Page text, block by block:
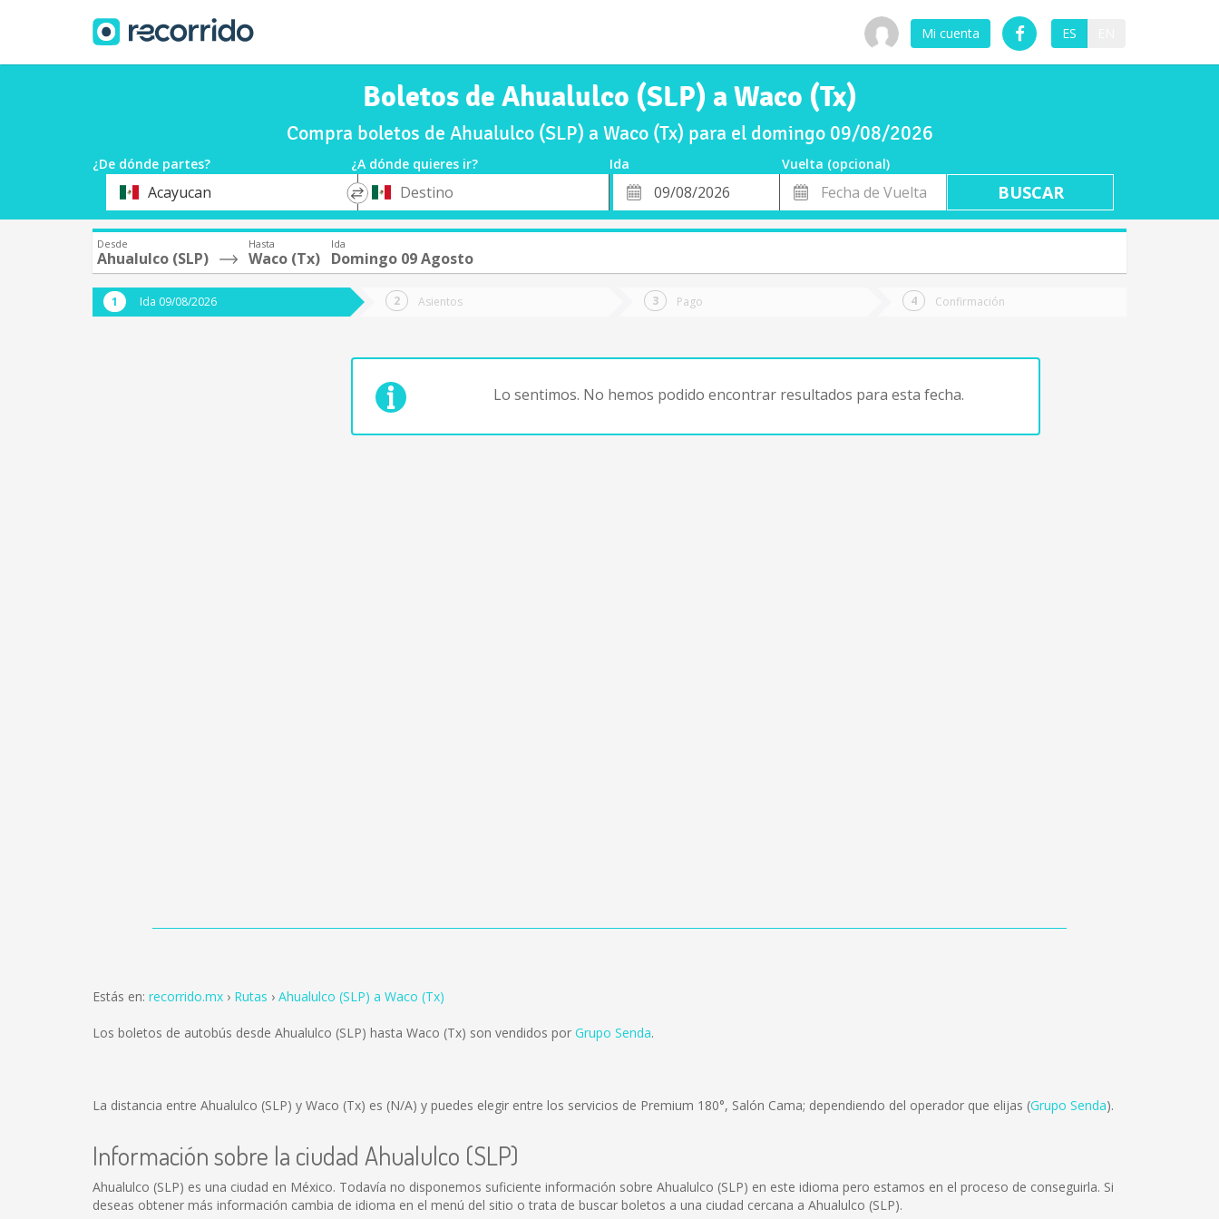
Mi cuenta ES
Boletos de Ahualulco (SLP) a Waco (Tx)
Compra boletos de Ahualulco (SLP) a Waco (Tx) para el domingo 09/08/2026
¿De dónde partes? ¿A dónde quieres ir? Ida
Vuelta (opcional)
OrigenAcayucan
*
Destino
Fecha
de
Fecha
de
Vuelta
Desde
Ahualulco (SLP)
Hasta
Waco (Tx)
Ida
Domingo 09 Agosto
Ida 09/08/2026 Asientos Pago Confirmación
Lo sentimos. No hemos podido encontrar resultados para esta fecha.
Estás en: recorrido.mx Rutas Ahualulco (SLP) a Waco (Tx)
Los boletos de autobús desde Ahualulco (SLP) hasta Waco (Tx) son vendidos por Grupo Senda.
La distancia entre Ahualulco (SLP) y Waco (Tx) es (N/A) y puedes elegir entre los servicios de Premium 180°, Salón Cama; dependiendo del operador que elijas (Grupo Senda).
Información sobre la ciudad Ahualulco (SLP)
Ahualulco (SLP) es una ciudad en México. Todavía no disponemos suficiente información sobre Ahualulco (SLP) en este idioma pero estamos en el proceso de conseguirla. Si
deseas obtener más información cambia de idioma en el menú del sitio o trata de buscar boletos a una ciudad cercana a Ahualulco (SLP).